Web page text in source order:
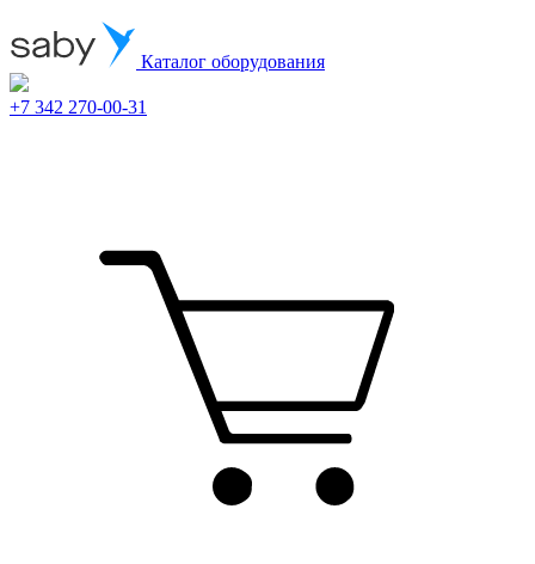
Каталог оборудования
+7 342 270-00-31